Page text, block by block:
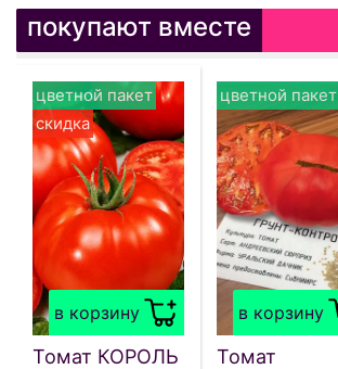
покупают вместе
в корзину
цветной пакет
скидка
Томат КОРОЛЬ
в корзину
цветной пакет
Томат